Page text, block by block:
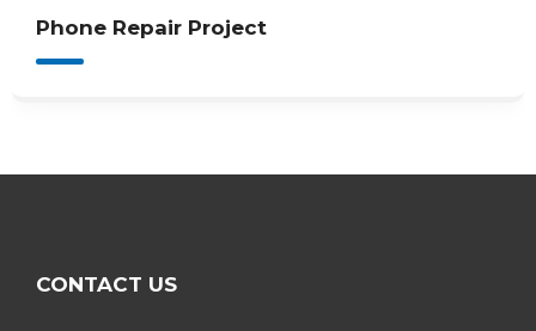
Game Console Repair Project
CONTACT US